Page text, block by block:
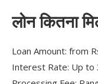
लोन कितना
Loan Amount: from
Interest Rate: Up to